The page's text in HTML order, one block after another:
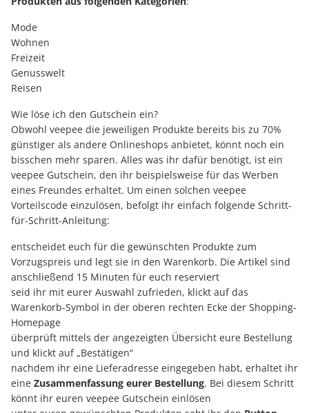
Mode
Wohnen
Freizeit
Genusswelt
Reisen
Wie löse ich den Gutschein ein?
Obwohl veepee die jeweiligen Produkte bereits bis zu 70%
günstiger als andere Onlineshops anbietet, könnt noch ein
bisschen mehr sparen. Alles was ihr dafür benötigt, ist ein
veepee Gutschein, den ihr beispielsweise für das Werben
eines Freundes erhaltet. Um einen solchen veepee
Vorteilscode einzulösen, befolgt ihr einfach folgende Schritt-
für-Schritt-Anleitung:
entscheidet euch für die gewünschten Produkte zum
Vorzugspreis und legt sie in den Warenkorb. Die Artikel sind
anschließend 15 Minuten für euch reserviert
seid ihr mit eurer Auswahl zufrieden, klickt auf das
Warenkorb-Symbol in der oberen rechten Ecke der Shopping-
Homepage
überprüft mittels der angezeigten Übersicht eure Bestellung
und klickt auf „Bestätigen“
nachdem ihr eine Lieferadresse eingegeben habt, erhaltet ihr
eine Zusammenfassung eurer Bestellung. Bei diesem Schritt
könnt ihr euren veepee Gutschein einlösen